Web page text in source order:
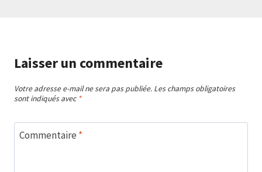
Laisser un commentaire
Votre adresse e-mail ne sera pas publiée. Les champs obligatoires
sont indiqués avec *
Commentaire *